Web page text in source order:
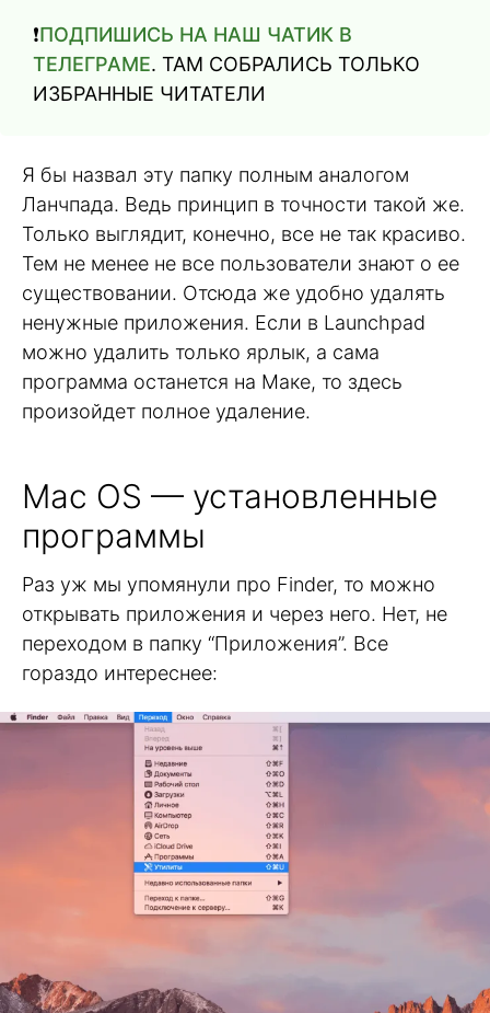
❗️ПОДПИШИСЬ НА НАШ ЧАТИК В
ТЕЛЕГРАМЕ. ТАМ СОБРАЛИСЬ ТОЛЬКО
ИЗБРАННЫЕ ЧИТАТЕЛИ
Я бы назвал эту папку полным аналогом
Ланчпада. Ведь принцип в точности такой же.
Только выглядит, конечно, все не так красиво.
Тем не менее не все пользователи знают о ее
существовании. Отсюда же удобно удалять
ненужные приложения. Если в Launchpad
можно удалить только ярлык, а сама
программа останется на Маке, то здесь
произойдет полное удаление.
Mac OS — установленные
программы
Раз уж мы упомянули про Finder, то можно
открывать приложения и через него. Нет, не
переходом в папку “Приложения”. Все
гораздо интереснее: